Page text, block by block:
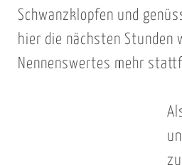
Schwanzklopfen und
hier die nächsten Stunden
Nennenswertes mehr